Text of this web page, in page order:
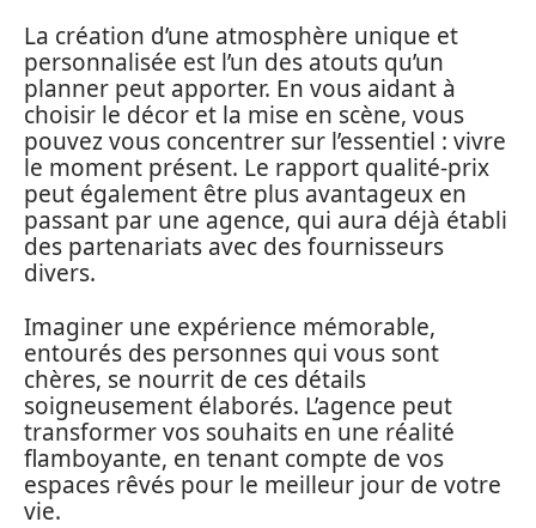
La création d’une atmosphère unique et
personnalisée est l’un des atouts qu’un
planner peut apporter. En vous aidant à
choisir le décor et la mise en scène, vous
pouvez vous concentrer sur l’essentiel : vivre
le moment présent. Le rapport qualité-prix
peut également être plus avantageux en
passant par une agence, qui aura déjà établi
des partenariats avec des fournisseurs
divers.
Imaginer une expérience mémorable,
entourés des personnes qui vous sont
chères, se nourrit de ces détails
soigneusement élaborés. L’agence peut
transformer vos souhaits en une réalité
flamboyante, en tenant compte de vos
espaces rêvés pour le meilleur jour de votre
vie.